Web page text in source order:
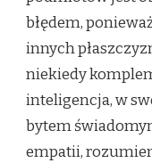
błędem,
innych
niekiedy
inteligencja, w
bytem
empatii,